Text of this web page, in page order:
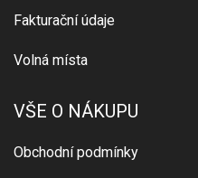
Fakturační údaje
Volná místa
VŠE O NÁKUPU
Obchodní podmínky